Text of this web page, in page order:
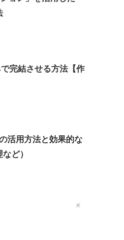
完結させる方法【作
活用方法と効果的な
ど）